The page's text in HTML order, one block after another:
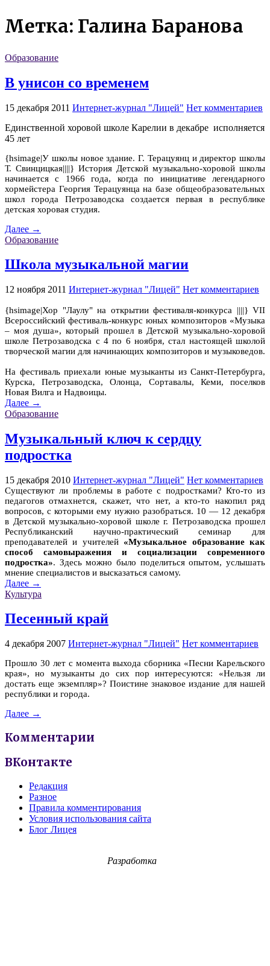
Метка: Галина Баранова
Образование
В унисон со временем
15 декабря 2011 Интернет-журнал "Лицей" Нет комментариев
Единственной хоровой школе Карелии в декабре исполняется
45 лет
{hsimage|У школы новое здание. Г. Терацуянц и директор школы
Т. Свинцицкая||||} История Детской музыкально-хоровой школы
начинается с 1966 года, когда по инициативе легендарного
хормейстера Георгия Терацуянца на базе общеобразовательных
школ города Петрозаводска создается первая в республике
детская хоровая студия.
Далее →
Образование
Школа музыкальной магии
12 ноября 2011 Интернет-журнал "Лицей" Нет комментариев
{hsimage|Хор "Лаулу" на открытии фестиваля-конкурса ||||} VII
Всероссийский фестиваль-конкурс юных композиторов «Музыка
– моя душа», который прошел в Детской музыкально-хоровой
школе Петрозаводска с 4 по 6 ноября, стал настоящей школой
творческой магии для начинающих композиторов и музыковедов.
На фестиваль приехали юные музыканты из Санкт-Петербурга,
Курска, Петрозаводска, Олонца, Сортавалы, Кеми, поселков
Новая Вилга и Надвоицы.
Далее →
Образование
Музыкальный ключ к сердцу
подростка
15 декабря 2010 Интернет-журнал "Лицей" Нет комментариев
Существуют ли проблемы в работе с подростками? Кто-то из
педагогов отмахнется, скажет, что нет, а кто-то накопил ряд
вопросов, с которыми ему нужно разобраться. 10 — 12 декабря
в Детской музыкально-хоровой школе г. Петрозаводска прошел
Республиканский научно-практический семинар для
преподавателей и учителей«Музыкальное образование как
способ самовыражения и социализации современного
подростка». Здесь можно было поделиться опытом, услышать
мнение специалистов и высказаться самому.
Далее →
Культура
Песенный край
4 декабря 2007 Интернет-журнал "Лицей" Нет комментариев
Прошло 30 лет с момента выхода сборника «Песни Карельского
края», но музыканты до сих пор интересуются: «Нельзя ли
достать еще экземпляр»? Поистине знаковое издание для нашей
республики и города.
Далее →
Комментарии
ВКонтакте
Редакция
Разное
Правила комментирования
Условия использования сайта
Блог Лицея
Разработка